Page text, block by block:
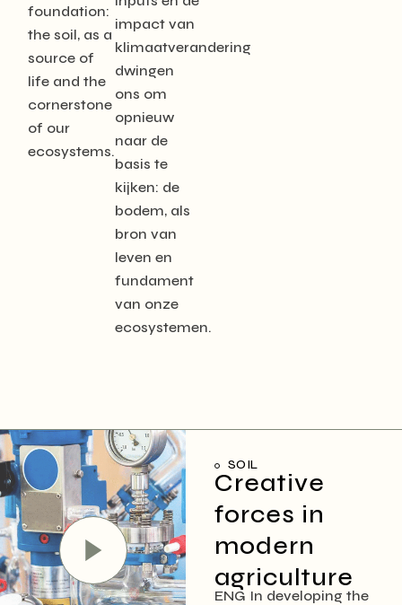
foundation:
the soil, as a
source of
life and the
cornerstone
of our
ecosystems.
impact van
klimaatverandering
dwingen
ons om
opnieuw
naar de
basis te
kijken: de
bodem, als
bron van
leven en
fundament
van onze
ecosystemen.
SOIL
Creative
forces in
modern
agriculture
ENG In developing the